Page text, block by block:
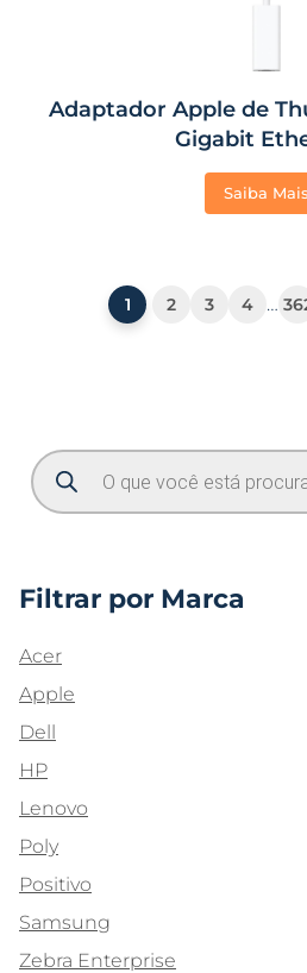
Adaptador Apple de
Gigabit
Saiba Mais
1 2 3 4 …
Filtrar por Marca
Acer
Apple
Dell
HP
Lenovo
Poly
Positivo
Samsung
Zebra Enterprise